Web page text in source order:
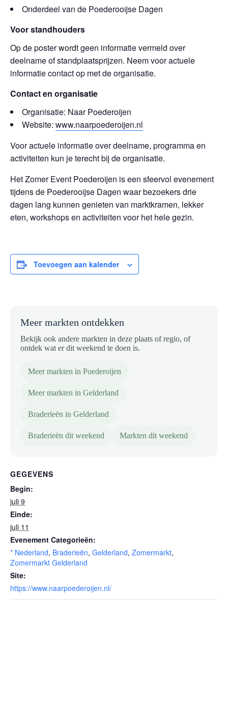
Onderdeel van de Poederooijse Dagen
Voor standhouders
Op de poster wordt geen informatie vermeld over
deelname of standplaatsprijzen. Neem voor actuele
informatie contact op met de organisatie.
Contact en organisatie
Organisatie: Naar Poederoijen
Website: www.naarpoederoijen.nl
Voor actuele informatie over deelname, programma en
activiteiten kun je terecht bij de organisatie.
Het Zomer Event Poederoijen is een sfeervol evenement
tijdens de Poederooijse Dagen waar bezoekers drie
dagen lang kunnen genieten van marktkramen, lekker
eten, workshops en activiteiten voor het hele gezin.
Toevoegen aan kalender
Meer markten ontdekken
Bekijk ook andere markten in deze plaats of regio, of
ontdek wat er dit weekend te doen is.
Meer markten in Poederoijen
Meer markten in Gelderland
Braderieën in Gelderland
Braderieën dit weekend Markten dit weekend
GEGEVENS
Begin:
juli 9
Einde:
juli 11
Evenement Categorieën:
* Nederland, Braderieën, Gelderland, Zomermarkt,
Zomermarkt Gelderland
Site:
https://www.naarpoederoijen.nl/